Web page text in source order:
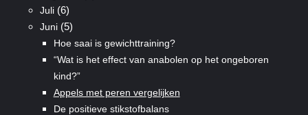
Juli(6)
Juni(5)
Hoe saai is gewichttraining?
“Wat is het effect van anabolen op het ongeboren
kind?”
Appels met peren vergelijken
De positieve stikstofbalans